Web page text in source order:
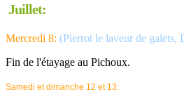
Juillet:
Mercredi 8: (Pierrot le laveur de galets,
Fin de l'étayage au Pichoux.
Samedi et dimanche 12 et 13: